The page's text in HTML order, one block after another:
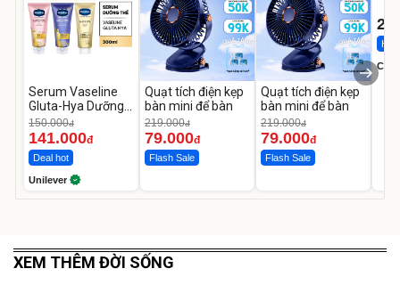
Serum Vaseline
Gluta-Hya Dưỡng
Da Sáng Mịn Sau 7
Ngày
150.000đ
141.000đ
Deal hot
Unilever
Quạt tích điện kẹp
bàn mini để bàn
219.000đ
79.000đ
Flash Sale
Quạt tích điện kẹp
bàn mini để bàn
219.000đ
79.000đ
Flash Sale
Hot
XEM THÊM ĐỜI SỐNG